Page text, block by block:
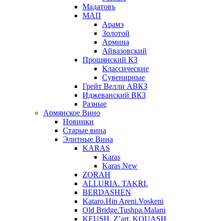
Мадатовъ
МАП
Арамэ
Золотой
Армина
Айвазовский
Прошянский КЗ
Классические
Сувенирные
Грейт Велли АВКЗ
Иджеванский ВКЗ
Разные
Армянское Вино
Новинки
Старые вина
Элитные Вина
KARAS
Karas
Karas New
ZORAH
ALLURIA. TAKRI.
BERDASHEN
Kataro.Hin Areni.Voskeni
Old Bridge.Tushpa.Malani
KEUSH. Z’art. KOUASH